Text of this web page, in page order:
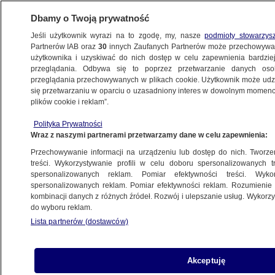
POLSKA
prokuratorskimi
12.11.2025, 19:39
Posłuchaj artykułu
Czyta lektor AI
Dbamy o Twoją prywatność
Jeśli użytkownik wyrazi na to zgodę, my, naszepodmioty
Partnerów IAB oraz30 innych Zaufanych Partnerów może
użytkownika i uzyskiwać do nich dostęp w celu zapewnienia
przeglądania. Odbywa się to poprzez przetwarzanie danych
przeglądania przechowywanych w plikach cookie. Użytkownik może
się przetwarzaniu w oparciu o uzasadniony interes w dowolnym
plików cookie i reklam”.
Polityka Prywatności
Wraz z naszymi partnerami przetwarzamy dane w celu zapewnienia:
Przechowywanie informacji na urządzeniu lub dostęp do nich.
treści. Wykorzystywanie profili w celu doboru spersonalizowanych
spersonalizowanych reklam. Pomiar efektywności treści.
spersonalizowanych reklam. Pomiar efektywności reklam.
kombinacji danych z różnych źródeł. Rozwój i ulepszanie usług.
do wyboru reklam.
Lista partnerów (dostawców)
Akceptuję